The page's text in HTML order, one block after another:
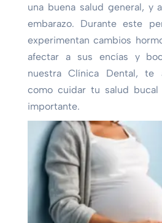
una buena salud general, y
embarazo. Durante este
experimentan cambios
afectar a sus encías y
nuestra Clínica Dental, te
como cuidar tu salud
importante.